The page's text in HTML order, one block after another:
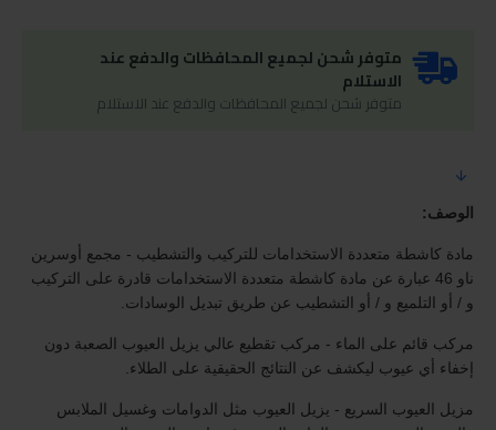
متوفر شحن لجميع المحافظات والدفع عند
الاستلام
متوفر شحن لجميع المحافظات والدفع عند الاستلام
الوصف:
مادة كاشطة متعددة الاستخدامات للتركيب والتشطيب - مجمع أوسرين
ناو 46 عبارة عن مادة كاشطة متعددة الاستخدامات قادرة على التركيب
و / أو التلميع و / أو التشطيب عن طريق تبديل الوسادات.
مركب قائم على الماء - مركب تقطيع عالي يزيل العيوب الصعبة دون
إخفاء أي عيوب ليكشف عن النتائج الحقيقية على الطلاء.
مزيل العيوب السريع - يزيل العيوب مثل الدوامات وغسيل الملابس